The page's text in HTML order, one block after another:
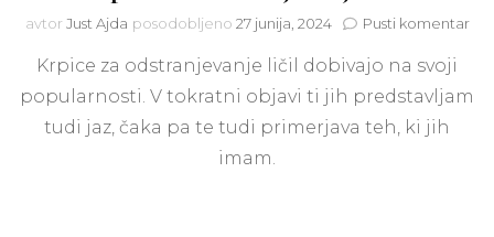
avtor Just Ajda posodobljeno 27 junija, 2024 Pusti komentarna
Krpice za odstranjevanje ličil dobivajo na svoji
popularnosti. V tokratni objavi ti jih predstavljam
tudi jaz, čaka pa te tudi primerjava teh, ki jih
imam.